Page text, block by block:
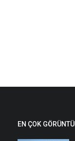
EN ÇOK